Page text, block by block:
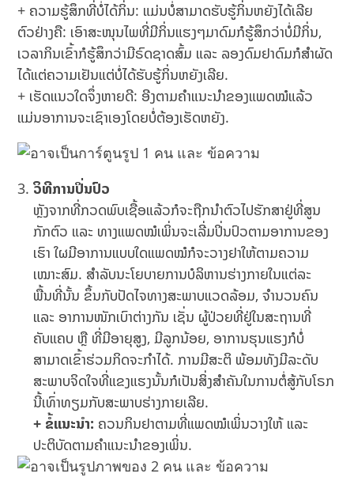
+ ຄວາມຮູ້ສຶກທີ່ບໍ່ໄດ້ກິ່ນ: ແມ່ນບໍ່ສາມາດຮັບຮູ້ກິ່ນຫຍັງໄດ້ເລີຍ
ຕົວຢ່າງຄື: ເອົາສະໜຸນໄພທີ່ມີກິ່ນແຮງໆມາດົມກໍຮູ້ສຶກວ່າບໍ່ມີກິ່ນ,
ເວລາກິນເຂົ້າກໍຮູ້ສຶກວ່າມີຣົດຊາດສົ້ມ ແລະ ລອງດົມຢາດົມກໍສໍາຜັດ
ໄດ້ແຕ່ຄວາມເຢັນແຕ່ບໍ່ໄດ້ຮັບຮູ້ກິ່ນຫຍັງເລີຍ.
+ ເຮັດແນວໃດຈຶ່ງຫາຍດີ: ອີງຕາມຄຳແນະນຳຂອງແພດໝໍແລ້ວ
ແມ່ນອາການຈະເຊົາເອງໂດຍບໍ່ຕ້ອງເຮັດຫຍັງ.
ວິທີການປິ່ນປົວ
ຫຼັງຈາກທີ່ກວດພົບເຊື້ອແລ້ວກໍຈະຖືກນຳຕົວໄປຮັກສາຢູ່ທີ່ສູນ
ກັກຕົວ ແລະ ທາງແພດໝໍເພິ່ນຈະເລີ່ມປິ່ນປົວຕາມອາການຂອງ
ເຮົາ ໃຜມີອາການແບບໃດແພດໝໍກໍຈະວາງຢາໃຫ້ຕາມຄວາມ
ເໝາະສົມ. ສຳລັບນະໂຍບາຍການບໍລິຫານຮ່າງກາຍໃນແຕ່ລະ
ພື້ນທີ່ນັ້ນ ຂຶ້ນກັບປັດໄຈທາງສະພາບແວດລ້ອມ, ຈຳນວນຄົນ
ແລະ ອາການໜັກເບົາຕ່າງກັນ ເຊັ່ນ ຜູ້ປ່ວຍທີ່ຢູ່ໃນສະຖານທີ່
ຄັບແຄບ ຫຼື ທີ່ມີອາຍຸສູງ, ມີລູກນ້ອຍ, ອາການຮຸນແຮງກໍບໍ່
ສາມາດເຂົ້າຮ່ວມກິດຈະກຳໄດ້. ການມີສະຕິ ພ້ອມທັງມີລະດັບ
ສະພາບຈິດໃຈທີ່ແຂງແຮງນັ້ນກໍເປັນສິ່ງສຳຄັນໃນການຕໍ່ສູ້ກັບໂຣກ
ນີ້ເທົ່າທຽມກັບສະພາບຮ່າງກາຍເລີຍ.
+ ຂໍ້ແນະນຳ: ຄວນກິນຢາຕາມທີ່ແພດໝໍເພິ່ນວາງໃຫ້ ແລະ
ປະຕິບັດຕາມຄຳແນະນຳຂອງເພິ່ນ.